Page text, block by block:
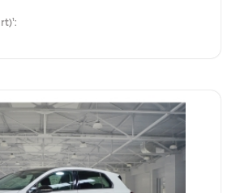
: